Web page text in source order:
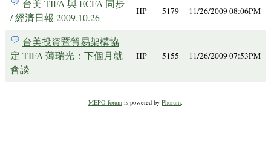
台美 TIFA 與 ECFA 同步
/ 經濟日報 2009.10.26
HP 5179 11/26/2009 08:06PM
台美投資暨貿易架構協
定 TIFA 薄瑞光：下個月就
會談
HP 5155 11/26/2009 07:53PM
MEPO forum is powered by Phorum.